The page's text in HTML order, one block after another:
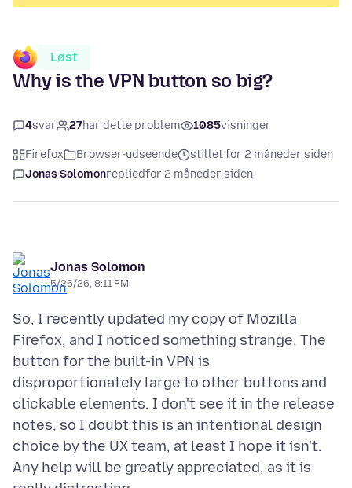
Løst
Why is the VPN button so big?
4svar 27har dette problem 1085visninger
Firefox Browser-udseende
stillet for 2 måneder siden
Jonas Solomonrepliedfor 2 måneder siden
Jonas Solomon
5/26/26, 8:11 PM
So, I recently updated my copy of Mozilla
Firefox, and I noticed something strange. The
button for the built-in VPN is
disproportionately large to other buttons and
clickable elements. I don't see it in the release
notes, so I doubt this is an intentional design
choice by the UX team, at least I hope it isn't.
Any help will be greatly appreciated, as it is